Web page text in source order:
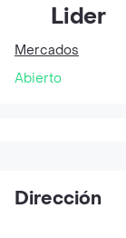
Lider
Mercados
Abierto
Dirección